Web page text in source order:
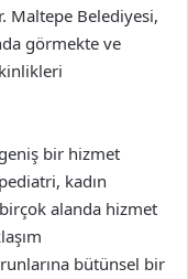
Maltepe Belediyesi,
görmekte ve
bir hizmet
kadın
alanda hizmet
bütünsel bir